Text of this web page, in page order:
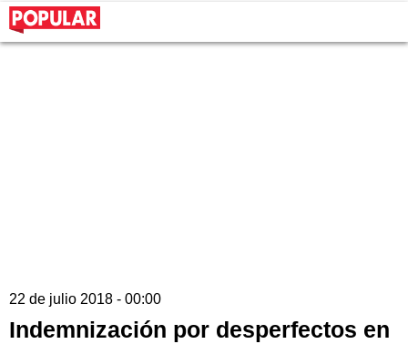
22 de julio 2018 - 00:00
Indemnización por desperfectos en